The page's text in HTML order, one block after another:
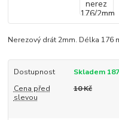
Nerezový drát 2mm. Délka 176
Dostupnost
Skladem
Cena před
slevou
10 Kč